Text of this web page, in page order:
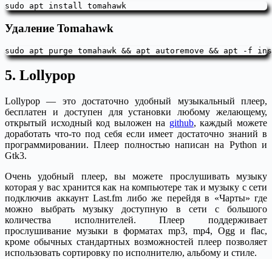
sudo apt install tomahawk
Удаление Tomahawk
sudo apt purge tomahawk && apt autoremove && apt -f
5. Lollypop
Lollypop — это достаточно удобный музыкальный плеер,
бесплатен и доступен для установки любому желающему,
открытый исходный код выложен на github, каждый можете
доработать что-то под себя если имеет достаточно знаний в
программировании. Плеер полностью написан на Python и
Gtk3.
Очень удобный плеер, вы можете прослушивать музыку
которая у вас хранится как на компьютере так и музыку с сети
подключив аккаунт Last.fm либо же перейдя в «Чарты» где
можно выбрать музыку доступную в сети с большого
количества исполнителей. Плеер поддерживает
прослушивание музыки в форматах mp3, mp4, Ogg и flac,
кроме обычных стандартных возможностей плеер позволяет
использовать сортировку по исполнителю, альбому и стиле.